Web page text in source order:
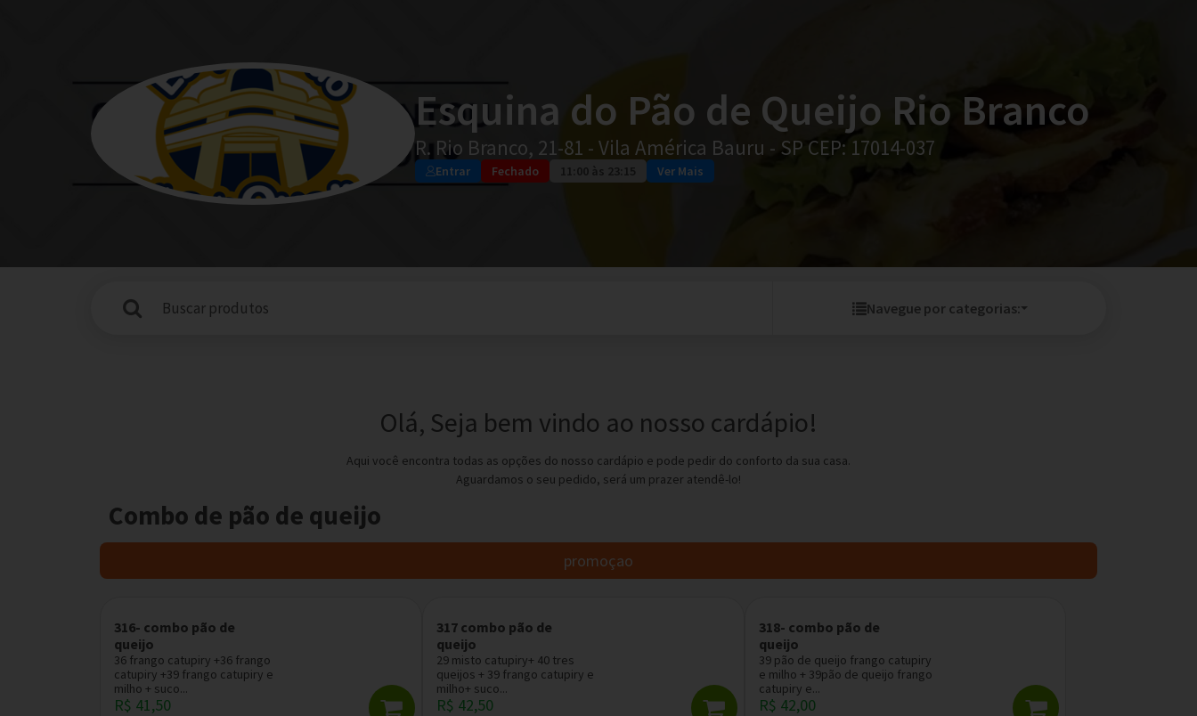
Esquina do Pão de Queijo Rio Branco
R. Rio Branco, 21-81 - Vila América Bauru - SP CEP: 17014-037
Entrar Fechado Ver Mais
Navegue por categorias:
Olá, Seja bem vindo ao nosso cardápio!
Aqui você encontra todas as opções do nosso cardápio e pode pedir do conforto da sua casa.
Aguardamos o seu pedido, será um prazer atendê-lo!
Combo de pão de queijo
promoçao
316- combo pão de
queijo
36 frango catupiry +36 frango
catupiry +39 frango catupiry e
milho + suco...
R$ 41,50
317 combo pão de
queijo
29 misto catupiry+ 40 tres
queijos + 39 frango catupiry e
milho+ suco...
R$ 42,50
318- combo pão de
queijo
39 pão de queijo frango catupiry
e milho + 39pão de queijo frango
catupiry e...
R$ 42,00